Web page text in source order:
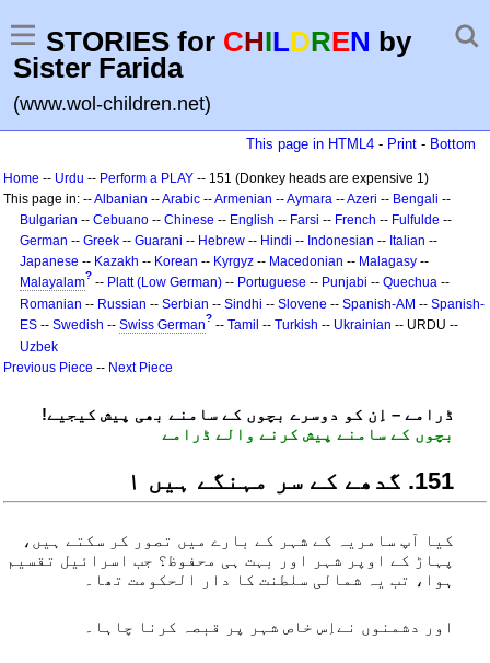
STORIES for CHILDREN by
Sister Farida
(www.wol-children.net)
This page in HTML4 - Print - Bottom
Home -- Urdu -- Perform a PLAY -- 151 (Donkey heads are expensive 1)
This page in: --Albanian --Arabic --Armenian --Aymara --Azeri -- Bengali --
Bulgarian -- Cebuano -- Chinese -- English -- Farsi -- French -- Fulfulde --
German -- Greek -- Guarani -- Hebrew -- Hindi -- Indonesian -- Italian --
Japanese -- Kazakh -- Korean -- Kyrgyz -- Macedonian -- Malagasy --
Malayalam? -- Platt (Low German) -- Portuguese -- Punjabi -- Quechua --
Romanian -- Russian -- Serbian -- Sindhi -- Slovene -- Spanish-AM -- Spanish-
ES -- Swedish -- Swiss German? -- Tamil -- Turkish -- Ukrainian -- URDU --
Uzbek
Previous Piece -- Next Piece
!ڈرامے – اِن کو دوسرے بچوں کے سامنے بھی پیش کیجیے
بچوں کے سامنے پیش کرنے والے ڈرامے
151. گدھے کے سر مہنگے ہیں ۱
کیا آپ سامریہ کے شہر کے بارے میں تصور کر سکتے ہیں،
پہاڑ کے اوپر شہر اور بہت ہی محفوظ؟ جب اسرائیل تقسیم
ہوا، تب یہ شمالی سلطنت کا دار الحکومت تھا۔
اور دشمنوں نےاِس خاص شہر پر قبصہ کرنا چاہا۔